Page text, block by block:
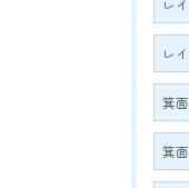
レ
レ
箕
箕